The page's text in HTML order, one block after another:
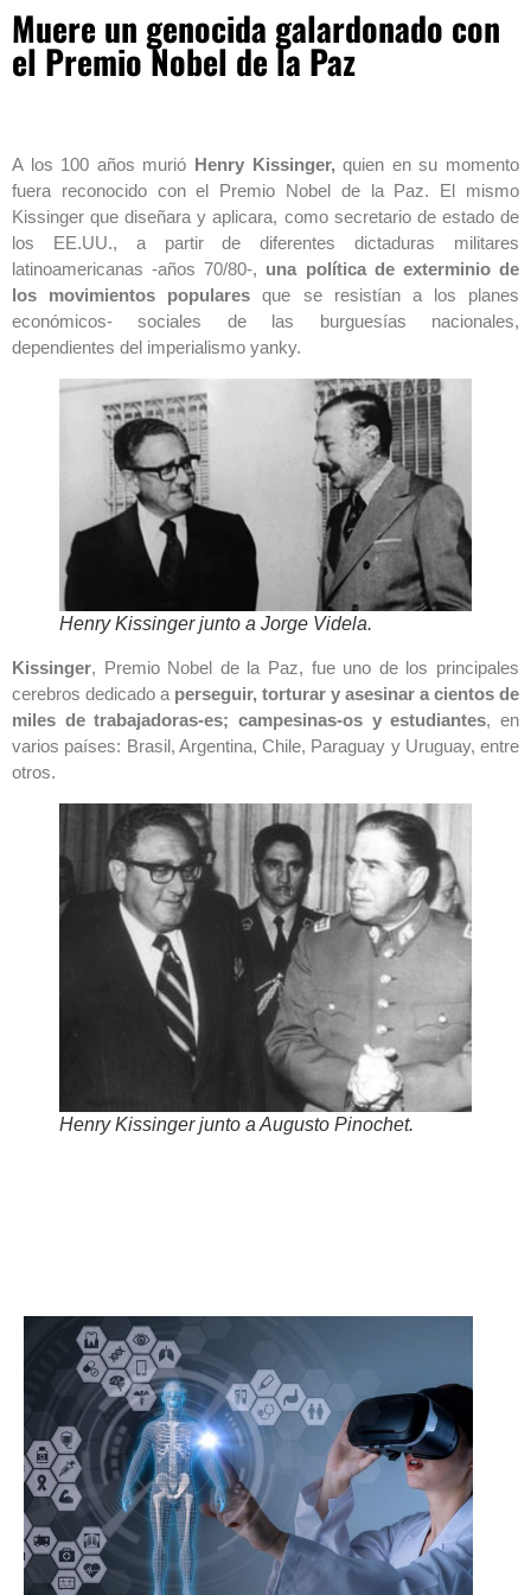
Muere un genocida galardonado con
el Premio Nobel de la Paz
A los 100 años murió Henry Kissinger,quien en su momento
fuera reconocido con el Premio Nobel de la Paz. El mismo
Kissinger que diseñara y aplicara, como secretario de estado de
los EE.UU., a partir de diferentes dictaduras militares
latinoamericanas -años 70/80-, una política de exterminio de
los movimientos populares que se resistían a los planes
económicos- sociales de las burguesías nacionales,
dependientes del imperialismo yanky.
Henry Kissinger junto a Jorge Videla.
Kissinger, Premio Nobel de la Paz, fue uno de los principales
cerebros dedicado a perseguir, torturar y asesinar a cientos de
miles de trabajadoras-es; campesinas-os y estudiantes, en
varios países: Brasil, Argentina, Chile, Paraguay y Uruguay, entre
otros.
Henry Kissinger junto a Augusto Pinochet.